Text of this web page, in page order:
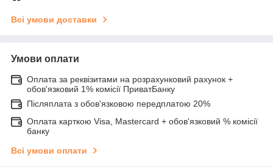
Всі умови доставки
Умови оплати
Оплата за реквізитами на розрахунковий рахунок +
обов'язковий 1% комісії ПриватБанку
Післяплата з обов'язковою передплатою 20%
Оплата карткою Visa, Mastercard + обов'язковий % комісії
банку
Всі умови оплати